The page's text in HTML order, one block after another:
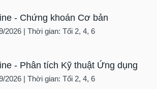
- Chứng khoán Cơ bản
2026 | Thời gian: Tối 2, 4, 6
- Phân tích Kỹ thuật Ứng dụng
2026 | Thời gian: Tối 2, 4, 6